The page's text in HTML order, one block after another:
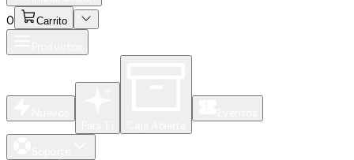
0 Carrito